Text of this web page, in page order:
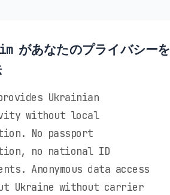
があなたのプライバシーを
Ukrainian
without local
No passport
no national ID
Anonymous data access
Ukraine without carrier